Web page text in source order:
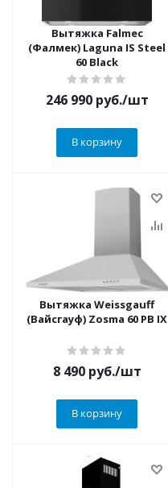
Вытяжка Falmec
(Фалмек) Laguna IS Steel
60 Black
246 990руб./шт
В корзину
Вытяжка Weissgauff
(Вайсгауф) Zosma 60 PB IX
8 490руб./шт
В корзину